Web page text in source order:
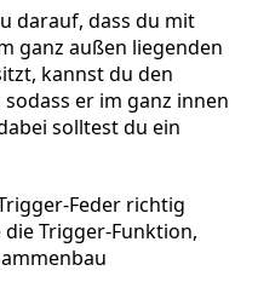
darauf, dass du mit
ganz außen liegenden
kannst du den
er im ganz innen
solltest du ein
Feder richtig
Trigger-Funktion,